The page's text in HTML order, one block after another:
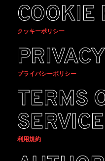
COOKIE
クッキーポリシー
プライバシーポリシー
TERMS
SERVICE
利用規約